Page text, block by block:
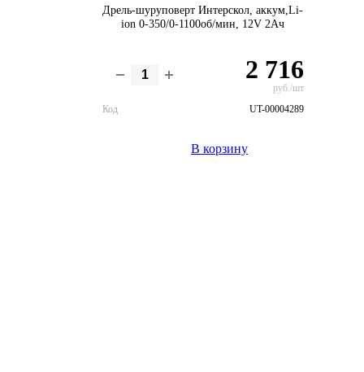
Дрель-шуруповерт Интерскол, аккум,Li-
ion 0-350/0-1100об/мин, 12V 2Ач
2 716
руб./шт
Код
UT-00004289
В корзину